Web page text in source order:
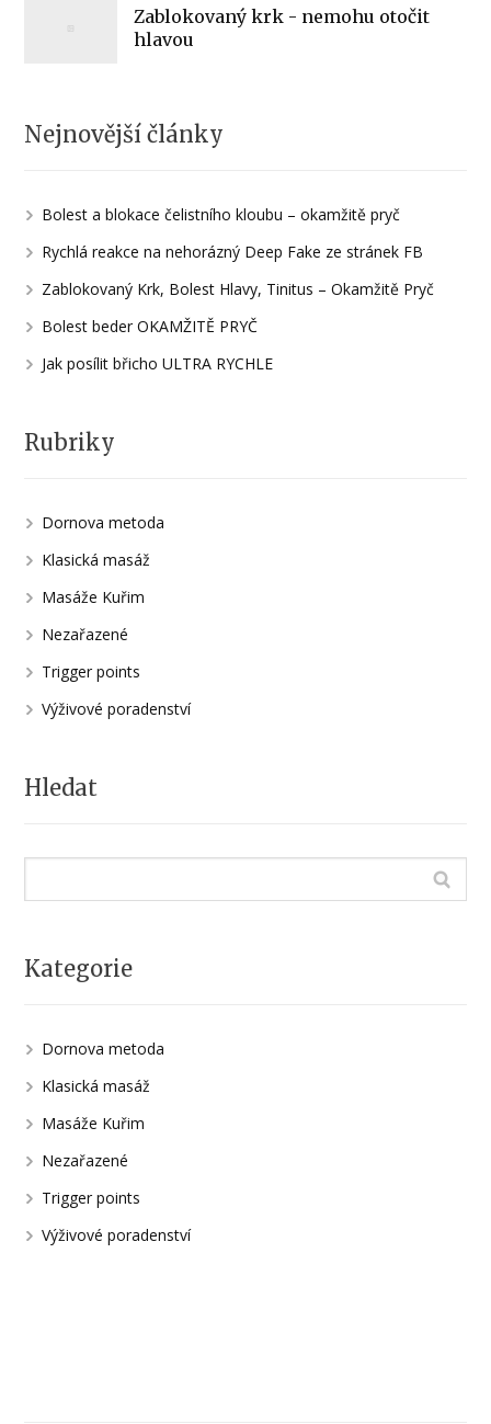
Zablokovaný krk - nemohu otočit
hlavou
Nejnovější články
Bolest a blokace čelistního kloubu – okamžitě pryč
Rychlá reakce na nehorázný Deep Fake ze stránek FB
Zablokovaný Krk, Bolest Hlavy, Tinitus – Okamžitě Pryč
Bolest beder OKAMŽITĚ PRYČ
Jak posílit břicho ULTRA RYCHLE
Rubriky
Dornova metoda
Klasická masáž
Masáže Kuřim
Nezařazené
Trigger points
Výživové poradenství
Hledat
Kategorie
Dornova metoda
Klasická masáž
Masáže Kuřim
Nezařazené
Trigger points
Výživové poradenství